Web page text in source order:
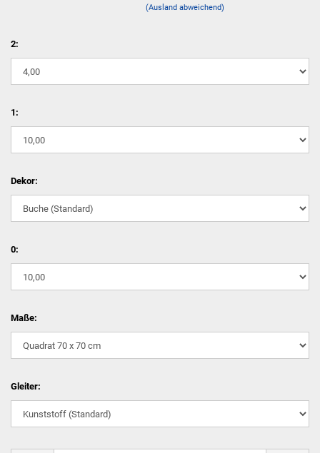
(Ausland abweichend)
2:
1:
Dekor:
0:
Maße:
Gleiter: